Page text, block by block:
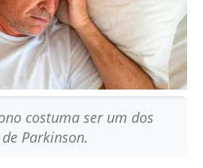
costuma ser um dos
Parkinson.